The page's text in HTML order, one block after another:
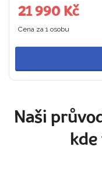
21 990 Kč
Cena za 1 osobu
Naši